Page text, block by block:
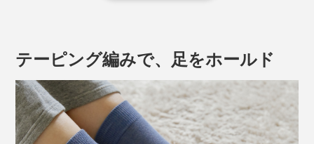
としてさらに負荷がかかります。
靴下が靴と足の間を取り持ち、「靴・靴下・足」を一体
化することで、動きのロスがなくなりますが、普通の靴
下にそこまでの機能はありません。
テーピング編みで、足をホールド